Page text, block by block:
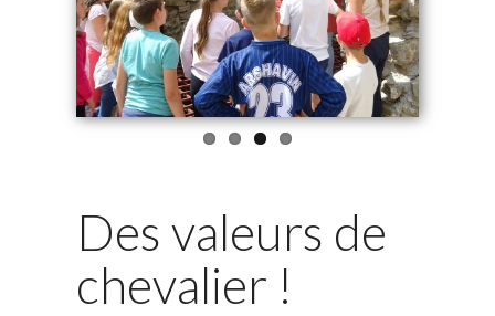
Des valeurs de
chevalier !